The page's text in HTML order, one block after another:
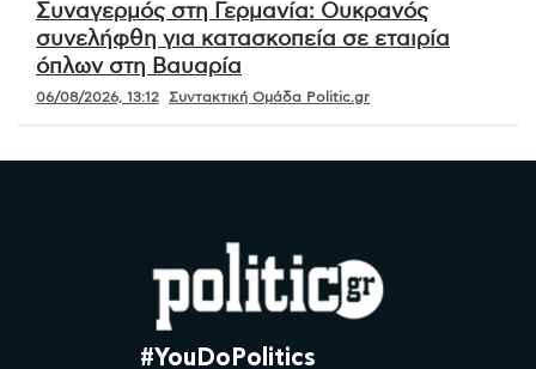
Συναγερμός στη Γερμανία: Ουκρανός
συνελήφθη για κατασκοπεία σε εταιρία
όπλων στη Βαυαρία
06/08/2026, 13:12 Συντακτική Ομάδα Politic.gr
#YouDoPolitics